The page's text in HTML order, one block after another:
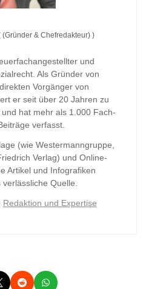
(Gründer & Chefredakteur) )
und
Als Gründer von
Vorgänger von
er seit über 20 Jahren zu
hat mehr als 1.000 Fach-
verfasst.
(wie Westermanngruppe,
Verlag) und Online-
Artikel und Infografiken
Quelle.
Redaktion und Expertise